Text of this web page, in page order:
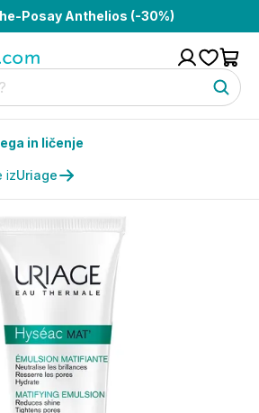
Posay Anthelios (-30%)
in ličenje
izUriage